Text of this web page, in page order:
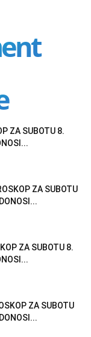
ZA SUBOTU 8.
ZA SUBOTU
ZA SUBOTU 8.
ZA SUBOTU